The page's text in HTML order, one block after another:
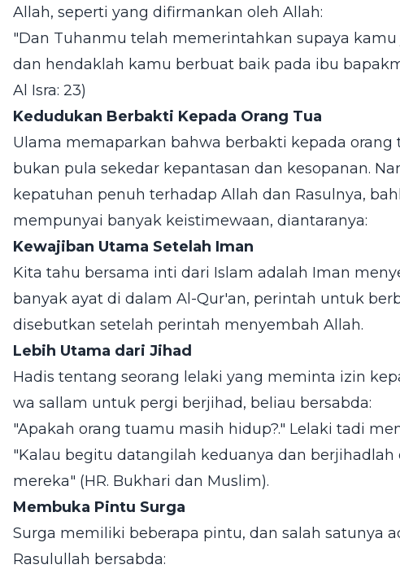
Allah, seperti yang difirmankan oleh Allah:
"Dan Tuhanmu telah memerintahkan supaya
dan hendaklah kamu berbuat baik pada ibu
Al Isra: 23)
Kedudukan Berbakti Kepada Orang Tua
Ulama memaparkan bahwa berbakti kepada orang
bukan pula sekedar kepantasan dan kesopanan.
kepatuhan penuh terhadap Allah dan Rasulnya,
mempunyai banyak keistimewaan, diantaranya:
Kewajiban Utama Setelah Iman
Kita tahu bersama inti dari Islam adalah Iman
banyak ayat di dalam Al-Qur'an, perintah untuk
disebutkan setelah perintah menyembah Allah.
Lebih Utama dari Jihad
Hadis tentang seorang lelaki yang meminta izin
wa sallam untuk pergi berjihad, beliau bersabda:
"Apakah orang tuamu masih hidup?." Lelaki tadi
"Kalau begitu datangilah keduanya dan
mereka" (HR. Bukhari dan Muslim).
Membuka Pintu Surga
Surga memiliki beberapa pintu, dan salah satunya
Rasulullah bersabda: